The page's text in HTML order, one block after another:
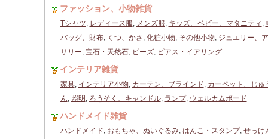
ファッション、小物雑貨
Tシャツ, レディース服, メンズ服, キッズ、ベビー、マタニティ ,
バッグ、財布, くつ、かさ , 化粧小物, その他小物, ジュエリー、
サリー, 宝石・天然石, ビーズ, ピアス・イアリング
インテリア雑貨
家具, インテリア小物, カーテン、ブラインド, カーペット、じゅ
ん, 照明 , ろうそく、キャンドル, ランプ, ウェルカムボード
ハンドメイド雑貨
ハンドメイド, おもちゃ、ぬいぐるみ, はんこ・スタンプ, せっけ